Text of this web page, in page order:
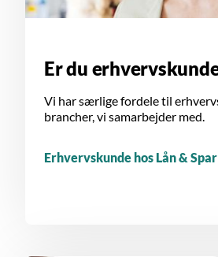
Er du
Vi har særlige fordele til
brancher, vi samarbejder med.
Erhvervskunde hos Lån & Spar